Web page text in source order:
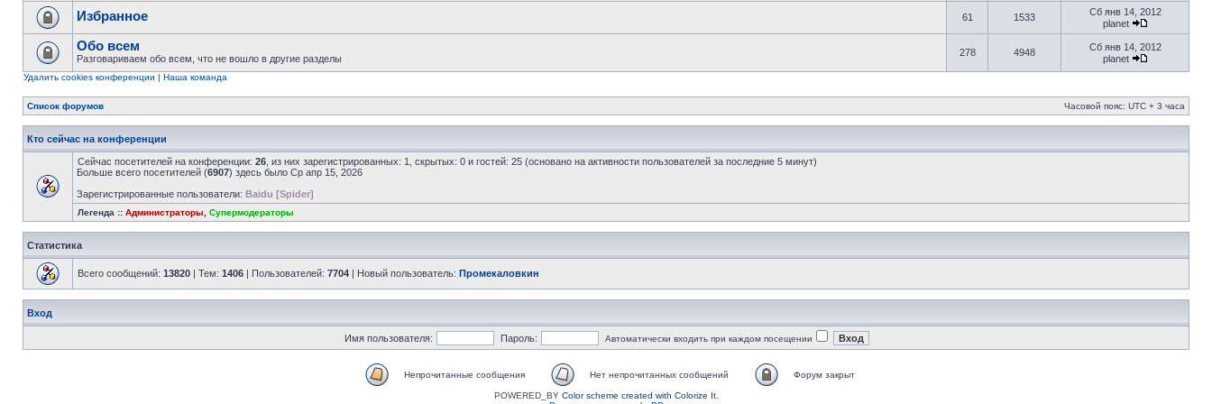
Избранное 61 1533
Сб янв 14, 2012
planet
Обо всем
Разговариваем обо всем, что не вошло в другие разделы
278 4948
Сб янв 14, 2012
planet
Удалить cookies конференции | Наша команда
Список форумов Часовой пояс: UTC + 3 часа
Кто сейчас на конференции
Сейчас посетителей на конференции: 26 , из них зарегистрированных: 1, скрытых: 0 и гостей: 25 (основано на активности пользователей за последние 5 минут)
Больше всего посетителей (6907) здесь было Ср апр 15, 2026
Зарегистрированные пользователи: Baidu [Spider]
Легенда :: Администраторы Супермодераторы
Статистика
Всего сообщений: 13820 | Тем: 1406 | Пользователей: 7704 | Новый пользователь: Промекаловкин
Вход
Имя пользователя: Пароль: Автоматически входить при каждом посещении
Непрочитанные сообщения Нет непрочитанных сообщений Форум закрыт
POWERED_BY Color scheme created with Colorize It.